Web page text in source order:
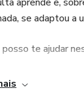
se adaptou a
te ajudar
é um um